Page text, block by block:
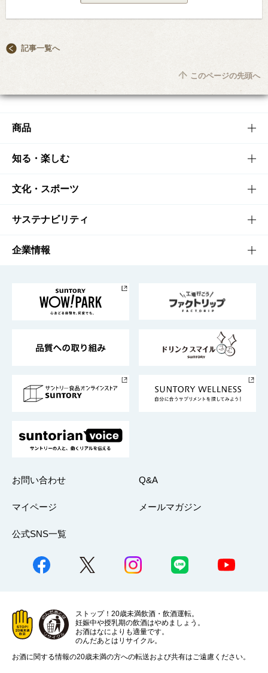
記事一覧へ
このページの先頭へ
商品
商品TOP
商品一覧
商品発売情報
栄養成分一覧
知る・楽しむ
知る・楽しむTOP
キャンペーン
工場見学
地域情報
文化・スポーツ
文化・スポーツTOP
サントリーホール
サントリーサンバーズ大阪
サステナビリティ
サステナビリティTOP
サントリーが考えるサステナビリティ経営
企業情報
企業概要
採用情報
お問い合わせ Q&A
マイページ メールマガジン
公式SNS一覧
ストップ！20歳未満飲酒・飲酒運転。
妊娠中や授乳期の飲酒はやめましょう。
お酒はなによりも適量です。
のんだあとはリサイクル。
お酒に関する情報の20歳未満の方への転送および共有はご遠慮ください。